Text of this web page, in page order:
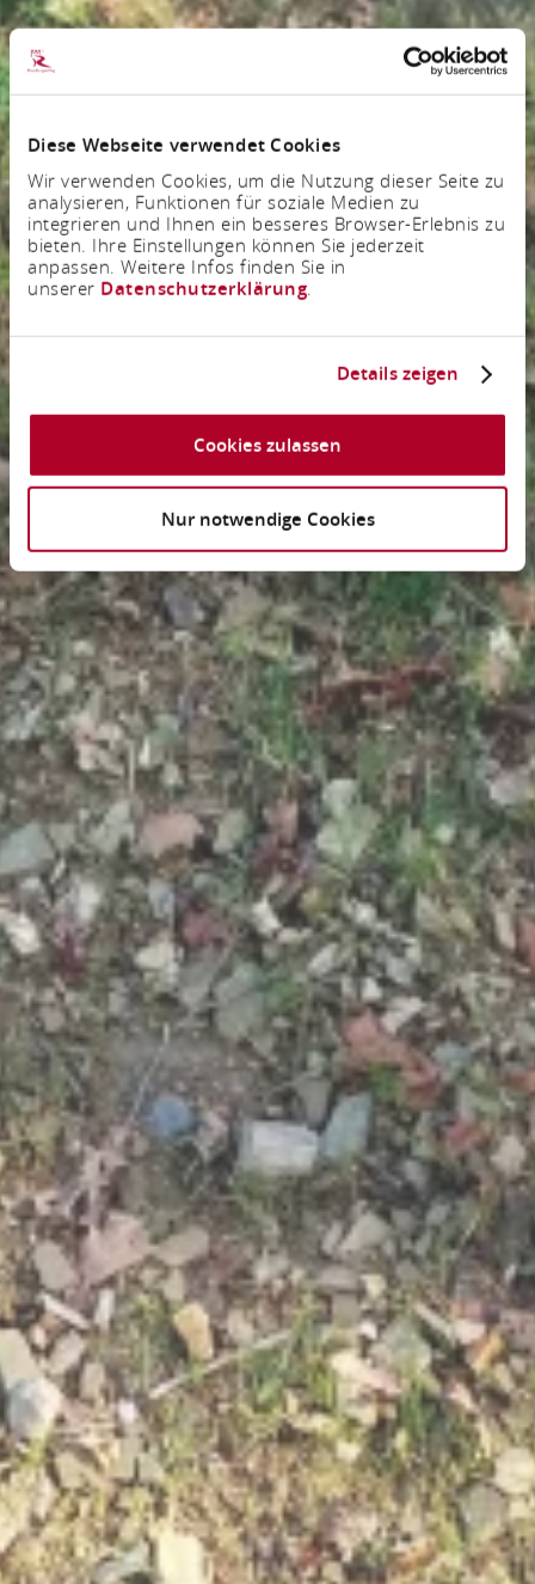
Diese Webseite verwendet Cookies
Wir verwenden Cookies, um die Nutzung dieser Seite zu
analysieren, Funktionen für soziale Medien zu
integrieren und Ihnen ein besseres Browser-Erlebnis zu
bieten. Ihre Einstellungen können Sie jederzeit
anpassen. Weitere Infos finden Sie in
unserer Datenschutzerklärung.
Details zeigen
Cookies zulassen
Nur notwendige Cookies